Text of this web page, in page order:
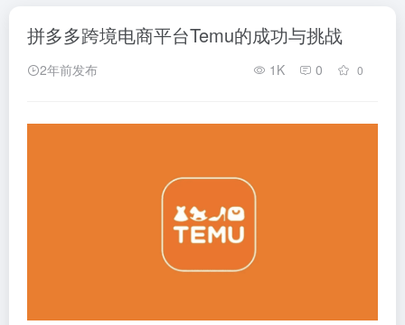
拼多多跨境电商平台Temu的成功与挑战
2年前发布 1K 0 0